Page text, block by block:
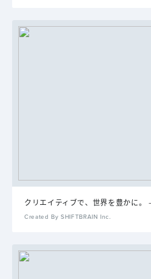
クリエイティブで、世界を豊かに。
Created By SHIFTBRAIN Inc.